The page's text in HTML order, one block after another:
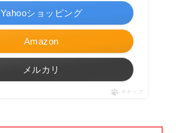
Amazon
Yahooショッピング
メルカリ
ポチップ